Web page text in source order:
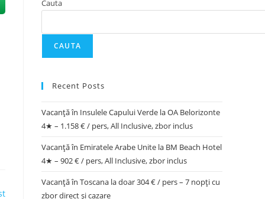
Cauta
CAUTA
Recent Posts
Vacanță în Insulele Capului Verde la OA Belorizonte
4★ – 1.158 € / pers, All Inclusive, zbor inclus
Vacanță în Emiratele Arabe Unite la BM Beach Hotel
4★ – 902 € / pers, All Inclusive, zbor inclus
Vacanță în Toscana la doar 304 € / pers – 7 nopți cu
zbor direct și cazare